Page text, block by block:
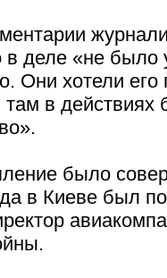
в деле «не было
Они хотели его
в действиях
было
в Киеве был